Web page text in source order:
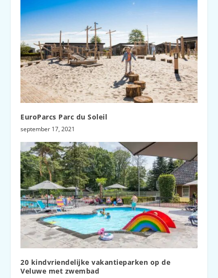
EuroParcs Parc du Soleil
september 17, 2021
20 kindvriendelijke vakantieparken op de
Veluwe met zwembad